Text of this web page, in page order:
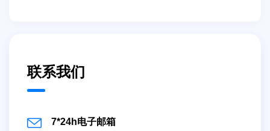
联系我们
7*24h电子邮箱